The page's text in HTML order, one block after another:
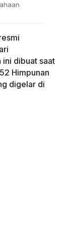
ini dibuat saat
Himpunan
digelar di